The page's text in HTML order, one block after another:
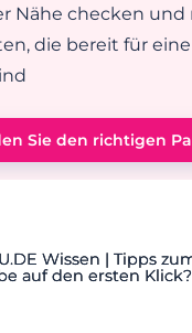
Nähe checken und
die bereit für
Sie den richtigen
Wissen | Tipps
auf den ersten Klick?